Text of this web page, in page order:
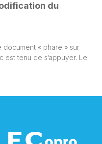
du
« phare » sur
tenu de s’appuyer. Le